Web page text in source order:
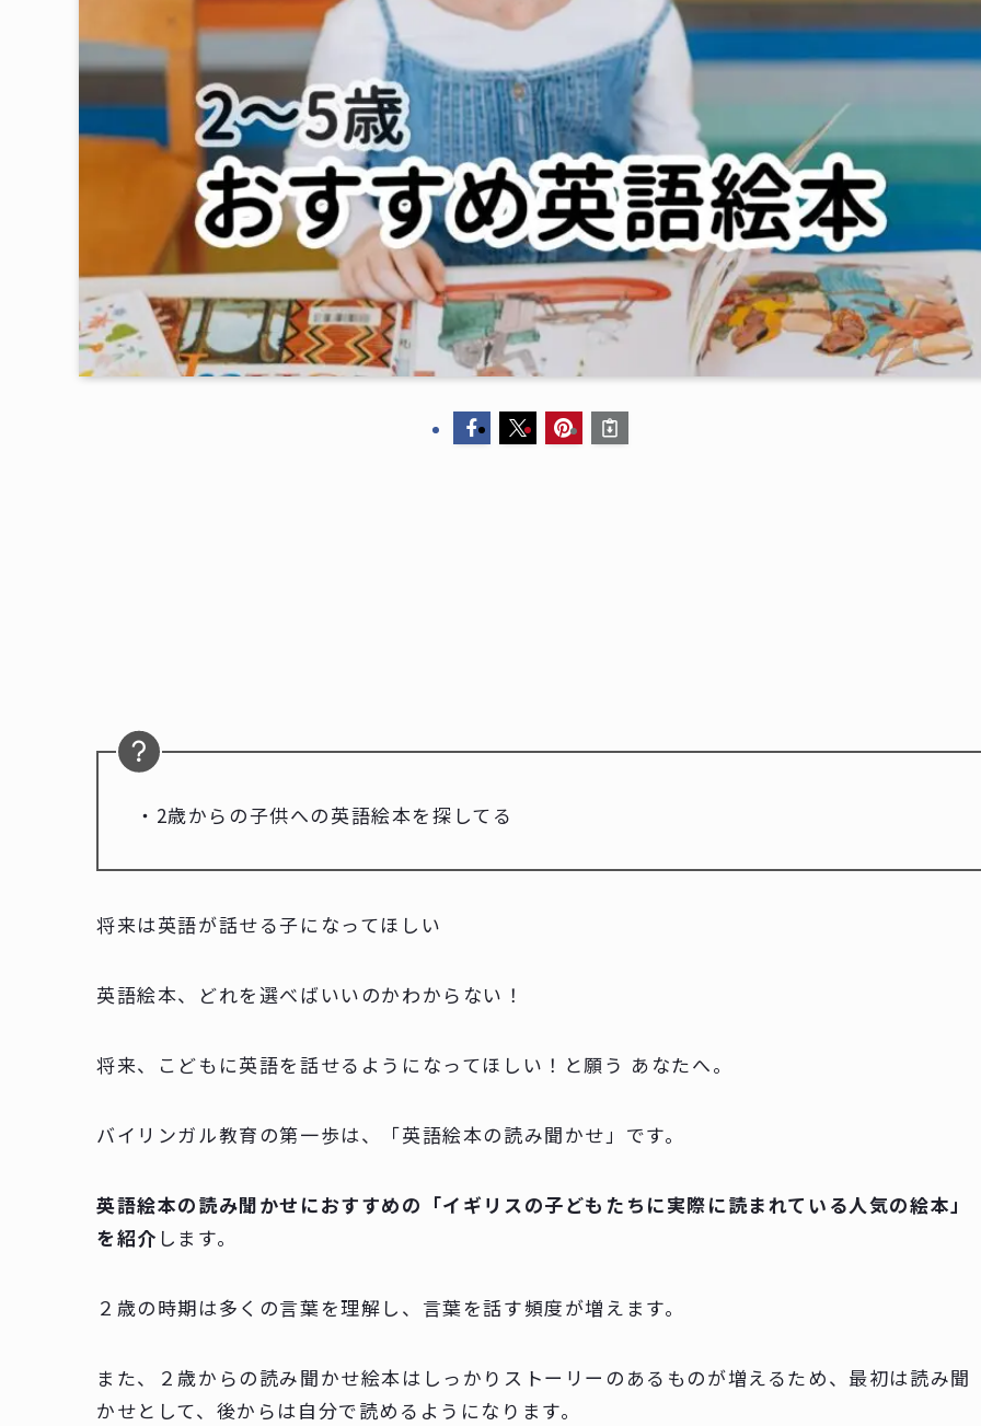
・2歳からの子供への英語絵本を探してる
将来は英語が話せる子になってほしい
英語絵本、どれを選べばいいのかわからない！
将来、こどもに英語を話せるようになってほしい！と願う あなたへ。
バイリンガル教育の第一歩は、「英語絵本の読み聞かせ」です。
英語絵本の読み聞かせにおすすめの「イギリスの子どもたちに実際に読まれている人気の絵本」
を紹介 します。
２歳の時期は多くの言葉を理解し、言葉を話す頻度が増えます。
また、２歳からの読み聞かせ絵本はしっかりストーリーのあるものが増えるため、最初は読み聞
かせとして、後からは自分で読めるようになります。